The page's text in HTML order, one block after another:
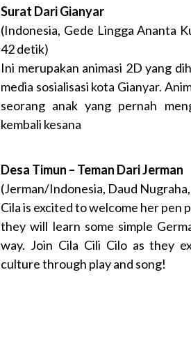
Surat Dari Gianyar
(Indonesia, Gede Lingga Ananta
42 detik)
Ini merupakan animasi 2D yang
media sosialisasi kota Gianyar.
seorang anak yang pernah
kembali kesana
Desa Timun – Teman Dari Jerman
(Jerman/Indonesia, Daud
Cila is excited to welcome her pen
they will learn some simple
way. Join Cila Cili Cilo as they
culture through play and song!